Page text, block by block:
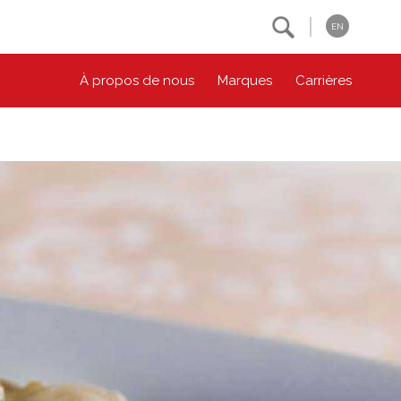
EN
À propos de nous Marques Carrières
Principes coopératifs